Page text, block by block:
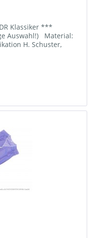
Klassiker ***
Auswahl!) Material:
H. Schuster,